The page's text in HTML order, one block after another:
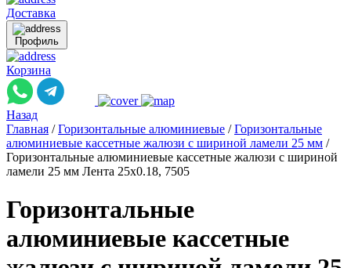
Доставка
Профиль
Корзина
Назад
Главная / Горизонтальные алюминиевые / Горизонтальные
алюминиевые кассетные жалюзи с шириной ламели 25 мм /
Горизонтальные алюминиевые кассетные жалюзи с шириной
ламели 25 мм Лента 25x0.18, 7505
Горизонтальные
алюминиевые кассетные